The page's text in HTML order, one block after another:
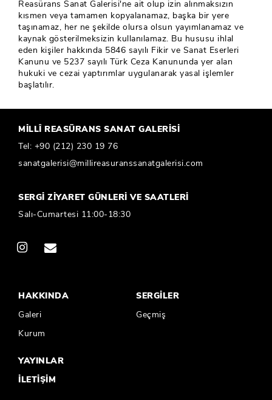
Reasürans Sanat Galerisi'ne ait olup izin alınmaksızın
kısmen veya tamamen kopyalanamaz, başka bir yere
taşınamaz, her ne şekilde olursa olsun yayımlanamaz ve
kaynak gösterilmeksizin kullanılamaz. Bu hususu ihlal
eden kişiler hakkında 5846 sayılı Fikir ve Sanat Eserleri
Kanunu ve 5237 sayılı Türk Ceza Kanununda yer alan
hukuki ve cezai yaptırımlar uygulanarak yasal işlemler
başlatılır.
MİLLÎ REASÜRANS SANAT GALERİSİ
Tel: +90 (212) 230 19 76
sanatgalerisi@millireasuranssanatgalerisi.com
SERGİ ZİYARET GÜNLERİ VE SAATLERİ
Salı-Cumartesi 11:00-18:30
HAKKINDA
Galeri
Kurum
SERGİLER
Geçmiş
YAYINLAR
İLETİŞİM